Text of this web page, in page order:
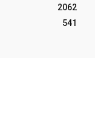
2062
541